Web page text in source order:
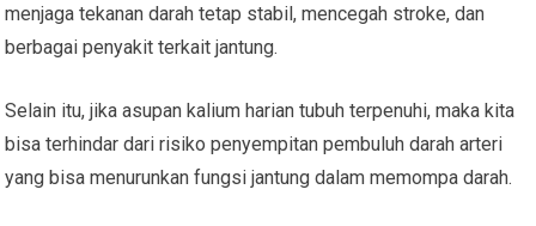
menjaga tekanan darah tetap stabil, mencegah stroke, dan
berbagai penyakit terkait jantung.
Selain itu, jika asupan kalium harian tubuh terpenuhi, maka kita
bisa terhindar dari risiko penyempitan pembuluh darah arteri
yang bisa menurunkan fungsi jantung dalam memompa darah.